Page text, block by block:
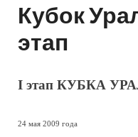
Кубок
этап
I этап КУБКА
24 мая 2009 года